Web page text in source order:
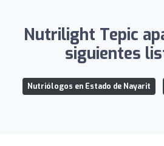
Nutrilight Tepic
siguientes
Nutriólogos en Estado de Nayarit